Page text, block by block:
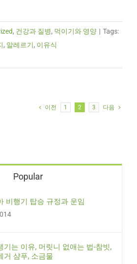
, 건강과 질병, 먹이기와 영양 | Tags:
, 알레르기, 이유식
이전 1 2 3 다음
Popular
비행기 탑승 규정과 운임
기는 이유, 머릿니 없애는 법-참빗,
거 샴푸, 소금물